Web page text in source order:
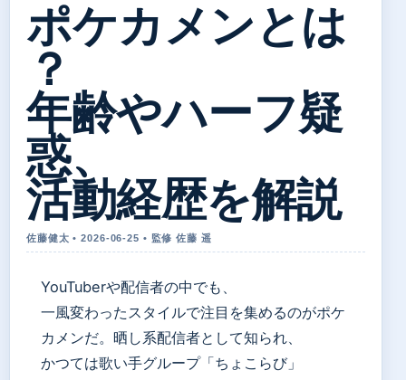
ポケカメンとは
？
年齢やハーフ疑
惑、
活動経歴を解説
佐藤健太 • 2026-06-25 • 監修 佐藤 遥
YouTuberや配信者の中でも、
一風変わったスタイルで注目を集めるのがポケ
カメンだ。晒し系配信者として知られ、
かつては歌い手グループ「ちょこらび」